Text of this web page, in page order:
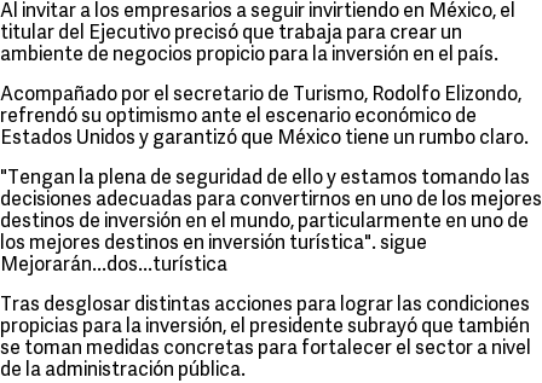
Al invitar a los empresarios a seguir invirtiendo en México, el
titular del Ejecutivo precisó que trabaja para crear un
ambiente de negocios propicio para la inversión en el país.
Acompañado por el secretario de Turismo, Rodolfo Elizondo,
refrendó su optimismo ante el escenario económico de
Estados Unidos y garantizó que México tiene un rumbo claro.
"Tengan la plena de seguridad de ello y estamos tomando las
decisiones adecuadas para convertirnos en uno de los mejores
destinos de inversión en el mundo, particularmente en uno de
los mejores destinos en inversión turística". sigue
Mejorarán...dos...turística
Tras desglosar distintas acciones para lograr las condiciones
propicias para la inversión, el presidente subrayó que también
se toman medidas concretas para fortalecer el sector a nivel
de la administración pública.